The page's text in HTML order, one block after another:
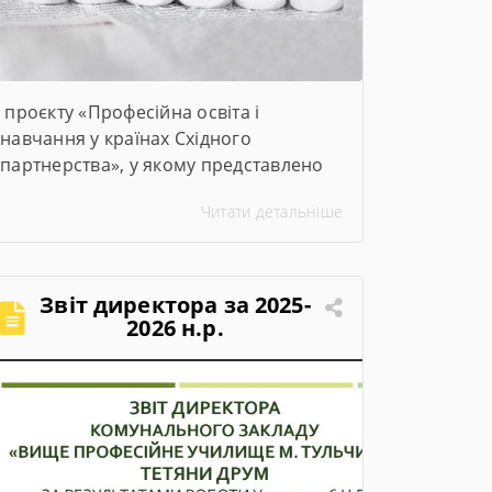
проєкту «Професійна освіта і
навчання у країнах Східного
партнерства», у якому представлено
за січень–червень 2026 рокуЧитати детальніше
Звіт директора за 2025-
2026 н.р.